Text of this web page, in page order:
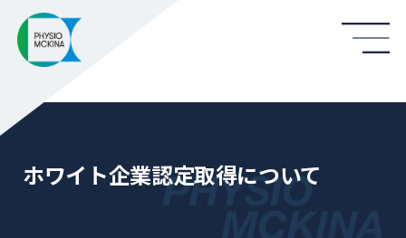
ホワイト企業認定取得について